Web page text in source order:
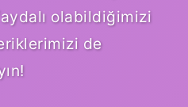
olabildiğimizi
de